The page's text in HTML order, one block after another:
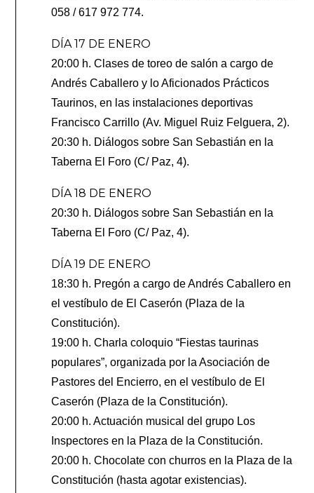
058 / 617 972 774.
DÍA 17 DE ENERO
20:00 h. Clases de toreo de salón a cargo de
Andrés Caballero y lo Aficionados Prácticos
Taurinos, en las instalaciones deportivas
Francisco Carrillo (Av. Miguel Ruiz Felguera, 2).
20:30 h. Diálogos sobre San Sebastián en la
Taberna El Foro (C/ Paz, 4).
DÍA 18 DE ENERO
20:30 h. Diálogos sobre San Sebastián en la
Taberna El Foro (C/ Paz, 4).
DÍA 19 DE ENERO
18:30 h. Pregón a cargo de Andrés Caballero en
el vestíbulo de El Caserón (Plaza de la
Constitución).
19:00 h. Charla coloquio “Fiestas taurinas
populares”, organizada por la Asociación de
Pastores del Encierro, en el vestíbulo de El
Caserón (Plaza de la Constitución).
20:00 h. Actuación musical del grupo Los
Inspectores en la Plaza de la Constitución.
20:00 h. Chocolate con churros en la Plaza de la
Constitución (hasta agotar existencias).